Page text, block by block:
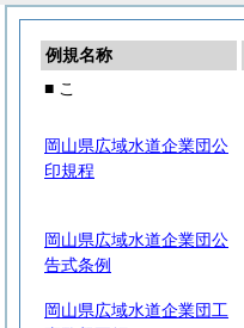
例規名称
■ こ
岡山県広域水道企業団公
印規程
岡山県広域水道企業団公
告式条例
岡山県広域水道企業団工